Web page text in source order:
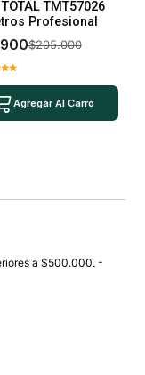
TMT57026
Profesional
$205.000
Agregar Al Carro
a $500.000. -